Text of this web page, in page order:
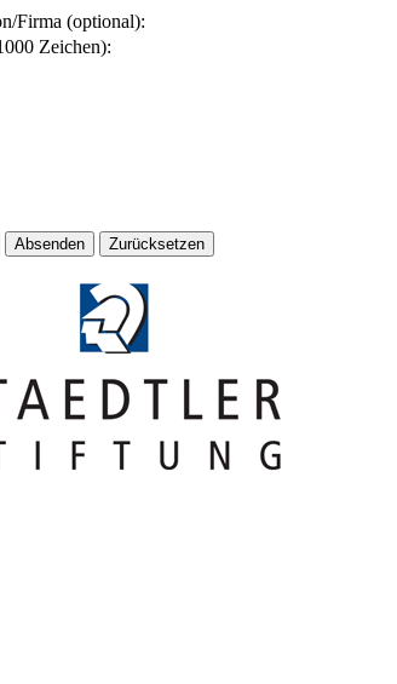
Firma (optional):
Zeichen):